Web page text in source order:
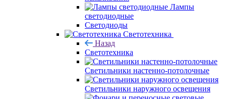
Лампы
светодиодные
Светодиоды
Светотехника
Назад
Светотехника
Светильники настенно-потолочные
Светильники наружного освещения